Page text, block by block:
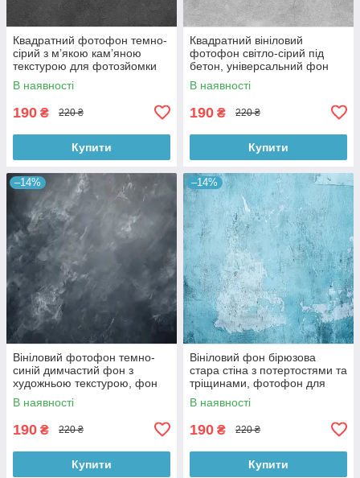
Квадратний фотофон темно-
сірий з м’якою кам’яною
текстурою для фотозйомки
товарів 60x60 см, №550076
В наявності
190 ₴ 220 ₴
Купити
Квадратний вініловий
фотофон світло-сірий під
бетон, універсальний фон
для зйомки, 60x60 см,
№550478
В наявності
190 ₴ 220 ₴
Купити
–14%
Вініловий фотофон темно-
синій димчастий фон з
художньою текстурою, фон
для фото 60x60 см,
№551759
В наявності
190 ₴ 220 ₴
Купити
–14%
Вініловий фон бірюзова
стара стіна з потертостями та
тріщинами, фотофон для
зйомки 60x60 см, №551779
В наявності
190 ₴ 220 ₴
Купити